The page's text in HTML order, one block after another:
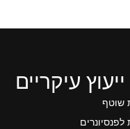
עיקריים
שוטף
לפנסיונרים